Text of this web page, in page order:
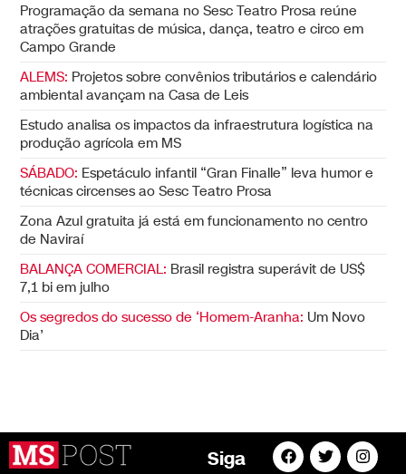
Programação da semana no Sesc Teatro Prosa reúne
atrações gratuitas de música, dança, teatro e circo em
Campo Grande
ALEMS: Projetos sobre convênios tributários e calendário
ambiental avançam na Casa de Leis
Estudo analisa os impactos da infraestrutura logística na
produção agrícola em MS
SÁBADO: Espetáculo infantil “Gran Finalle” leva humor e
técnicas circenses ao Sesc Teatro Prosa
Zona Azul gratuita já está em funcionamento no centro
de Naviraí
BALANÇA COMERCIAL: Brasil registra superávit de US$
7,1 bi em julho
Os segredos do sucesso de ‘Homem-Aranha: Um Novo
Dia’
Siga